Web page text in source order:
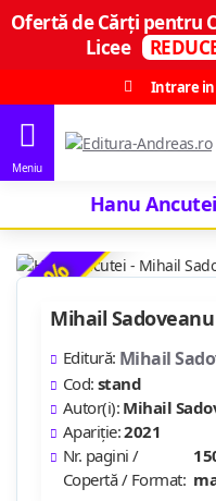
Ofertă de Cărți pentru
Licee
Intrare in
Hanu
-9 %
Mihail Sadoveanu
Editură: Mihail
Cod: stand
Autor(i): Mihail
Apariție:2021
Nr. pagini /
Copertă / Format: